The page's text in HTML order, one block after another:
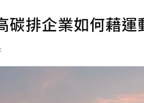
碳排企業如何藉運